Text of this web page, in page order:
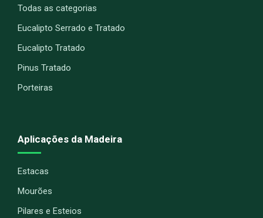
Todas as categorias
Eucalipto Serrado e Tratado
Eucalipto Tratado
Pinus Tratado
Porteiras
Aplicações da Madeira
Estacas
Mourões
Pilares e Esteios